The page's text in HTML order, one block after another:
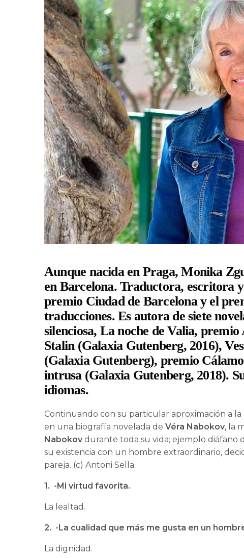
Aunque nacida en Praga,Monika
en Barcelona. Traductora, escritora
premio Ciudad de Barcelona y el
traducciones. Es autora de siete
silenciosa, La noche de Valia,
Stalin (Galaxia Gutenberg, 2016),
(Galaxia Gutenberg), premio
intrusa (Galaxia Gutenberg, 2018).
idiomas.
Continuando con su particular aproximación a
en una biografía novelada deVéra Nabokov, la
Nabokov durante toda su vida; ejemplo
su existencia con un hombre extraordinario,
pareja. (c) Antoni Sella.
1. -Mi virtud favorita.
La lealtad.
2. -La cualidad que más me gusta en un
La dignidad.